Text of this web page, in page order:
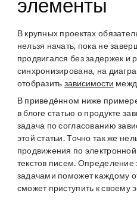
элементы
В крупных проектах
нельзя начать, пока не
продвигался без задержек и
синхронизирована, на
отобразить зависимости
В приведённом ниже
в блоге статью о продукте
задача по согласованию
этой статьи. Точно так же
продвижения по электронной
текстов писем.
задачами поможет каждому
сможет приступить к своему